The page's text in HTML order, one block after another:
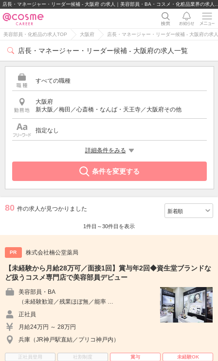
美容部員・化粧品の求人TOP 大阪府 店長・マネージャー・リーダー候補 - 大阪府の求
店長・マネージャー・リーダー候補 - 大阪府の求人一覧
すべての職種
大阪府
新大阪／梅田／心斎橋・なんば・天王寺／大阪府その他
指定なし
詳細条件をみる
条件を変更する
80 件の求人が見つかりました
1件目～30件目を表示
PR 株式会社楠公堂薬局
【未経験から月給28万可／面接1回】賞与年2回◆資生堂ブランドな
ど扱うコスメ専門店で美容部員デビュー
美容部員・BA
（未経験歓迎／残業ほぼ無／能率 …
正社員
月給24万円 ～ 28万円
兵庫（JR神戸駅直結／プリコ神戸内）
正社員登用 社割制度 賞与
未経験OK